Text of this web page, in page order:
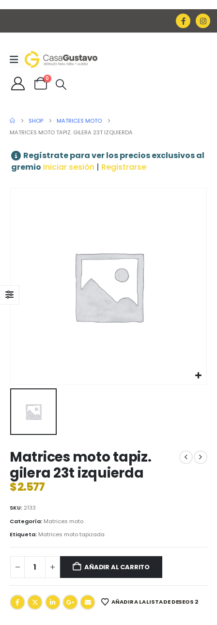
0
SHOP
MATRICES MOTO
MATRICES MOTO TAPIZ. GILERA 23T IZQUIERDA
Regístrate para ver los precios exclusivos al
gremio Iniciar sesión | Registrarse
Matrices moto tapiz.
gilera 23t izquierda
$2.577
SKU: 2133
Categoría: Matrices moto
Etiqueta: Matrices moto tapizada
AÑADIR AL CARRITO
AÑADIR A LA LISTA DE DESEOS 2